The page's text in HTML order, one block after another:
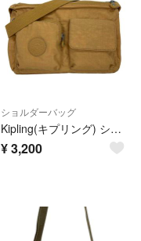
ショルダーバッグ
Kipling(キプリング) ショルダーバッグ - ライトブラウン
¥3,200